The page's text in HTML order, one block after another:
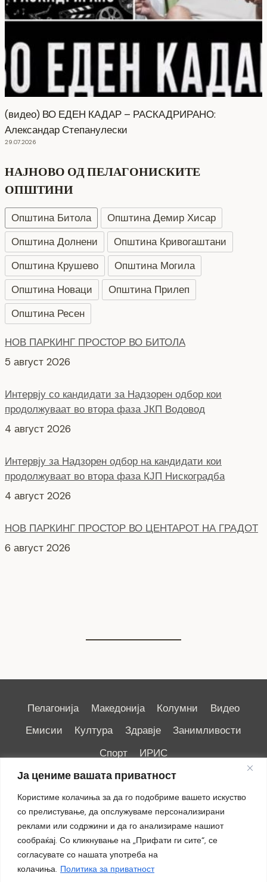
Ја цениме вашата приватност
Користиме колачиња за да го подобриме вашето искуство
со прелистување, да опслужуваме персонализирани
реклами или содржини и да го анализираме нашиот
сообраќај. Со кликнување на „Прифати ги сите“, се
согласувате со нашата употреба на
колачиња. Политика за приватност
(видео) ВО ЕДЕН КАДАР – РАСКАДРИРАНО:
Александар Степанулески
29.07.2026
НАЈНОВО ОД ПЕЛАГОНИСКИТЕ
ОПШТИНИ
Општина Битола
Општина Демир Хисар
Општина Долнени
Општина Кривогаштани
Општина Крушево
Општина Могила
Општина Новаци
Општина Прилеп
Општина Ресен
НОВ ПАРКИНГ ПРОСТОР ВО БИТОЛА
5 август 2026
Интервју со кандидати за Надзорен одбор кои
продолжуваат во втора фаза ЈКП Водовод
4 август 2026
Интервју за Надзорен одбор на кандидати кои
продолжуваат во втора фаза КЈП Нискоградба
4 август 2026
НОВ ПАРКИНГ ПРОСТОР ВО ЦЕНТАРОТ НА ГРАДОТ
6 август 2026
Пелагонија Македонија Колумни
Видео
Емисии
Култура Здравје
Занимливости
Спорт
ИРИС
Импресум|Маркетинг